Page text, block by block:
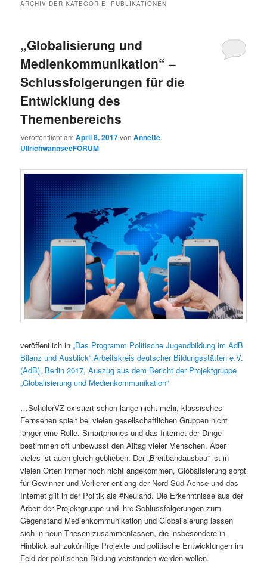
ARCHIV DER KATEGORIE: PUBLIKATIONEN
„Globalisierung und
Medienkommunikation“ –
Schlussfolgerungen für die
Entwicklung des
Themenbereichs
Veröffentlicht amApril 8, 2017vonAnnette
UllrichwannseeFORUM
veröffentlich in„Das Programm Politische Jugendbildung im AdB
Bilanz und Ausblick“,Arbeitskreis deutscher Bildungsstätten e.V.
(AdB), Berlin 2017, Auszug aus dem Bericht der Projektgruppe
„Globalisierung und Medienkommunikation“
…SchülerVZ existiert schon lange nicht mehr, klassisches
Fernsehen spielt bei vielen gesellschaftlichen Gruppen nicht
länger eine Rolle, Smartphones und das Internet der Dinge
bestimmen oft unbewusst den Alltag vieler Menschen. Aber
vieles ist auch gleich geblieben: Der „Breitbandausbau“ ist in
vielen Orten immer noch nicht angekommen, Globalisierung sorgt
für Gewinner und Verlierer entlang der Nord-Süd-Achse und das
Internet gilt in der Politik als #Neuland. Die Erkenntnisse aus der
Arbeit der Projektgruppe und ihre Schlussfolgerungen zum
Gegenstand Medienkommunikation und Globalisierung lassen
sich in neun Thesen zusammenfassen, die insbesondere in
Hinblick auf zukünftige Projekte und politische Entwicklungen im
Feld der politischen Bildung verstanden werden wollen.